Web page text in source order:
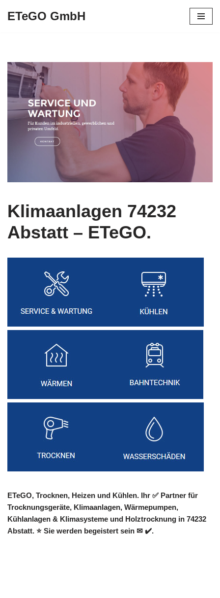
ETeGO GmbH
Klimaanlagen 74232
Abstatt – ETeGO.
ETeGO, Trocknen, Heizen und Kühlen. Ihr ✅ Partner für
Trocknungsgeräte, Klimaanlagen, Wärmepumpen,
Kühlanlagen & Klimasysteme und Holztrocknung in 74232
Abstatt. ⭐ Sie werden begeistert sein ✉ ✔️.